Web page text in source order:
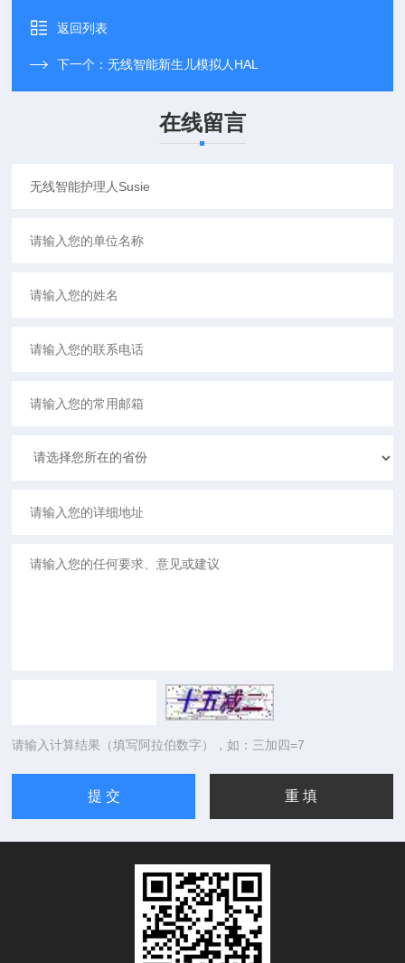
返回列表
下一个：无线智能新生儿模拟人HAL
在线留言
请输入计算结果（填写阿拉伯数字），如：三加四=7